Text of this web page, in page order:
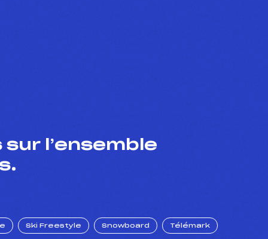
l’ensemble
Ski Freestyle Snowboard Télémark